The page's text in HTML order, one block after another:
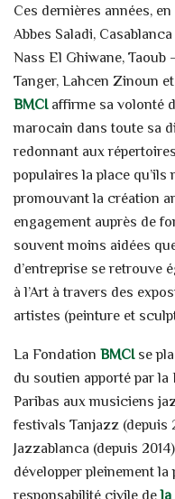
Ces dernières années,
Abbes Saladi,
Nass El Ghiwane,
Tanger, Lahcen Zinoun
BMCIaffirme sa volonté
marocain dans toute sa
redonnant aux
populaires la place qu’ils
promouvant la création
engagement auprès de
souvent moins aidées
d’entreprise se retrouve
à l’Art à travers des
artistes (peinture et
La Fondation BMCIse
du soutien apporté par la
Paribas aux musiciens
festivals Tanjazz (depuis
Jazzablanca (depuis
développer pleinement